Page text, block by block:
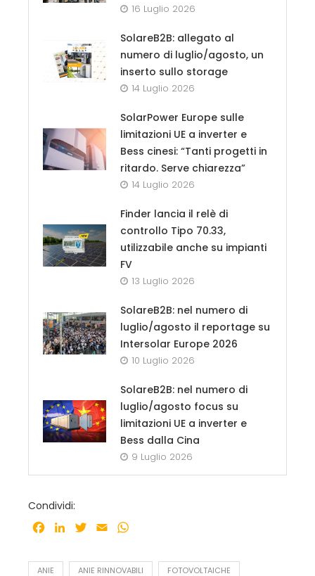
16 Luglio 2026
SolareB2B: allegato al
numero di luglio/agosto, un
inserto sullo storage
14 Luglio 2026
SolarPower Europe sulle
limitazioni UE a inverter e
Bess cinesi: “Tanti progetti in
ritardo. Serve chiarezza”
14 Luglio 2026
Finder lancia il relè di
controllo Tipo 70.33,
utilizzabile anche su impianti
FV
13 Luglio 2026
SolareB2B: nel numero di
luglio/agosto il reportage su
Intersolar Europe 2026
10 Luglio 2026
SolareB2B: nel numero di
luglio/agosto focus su
limitazioni UE a inverter e
Bess dalla Cina
9 Luglio 2026
Condividi:
Facebook
LinkedInTwitter
Email
ANIE ANIE RINNOVABILI FOTOVOLTAICHE